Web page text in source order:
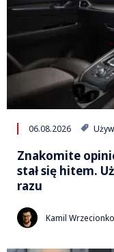
06.08.2026
Znakomite
stał się hitem.
razu
Kamil Wrzecionko